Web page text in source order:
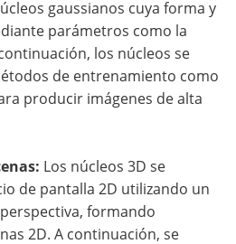
gaussianos cuya forma y
parámetros como la
los núcleos se
de entrenamiento como
producir imágenes de alta
Los núcleos 3D se
de pantalla 2D utilizando un
formando
2D. A continuación, se